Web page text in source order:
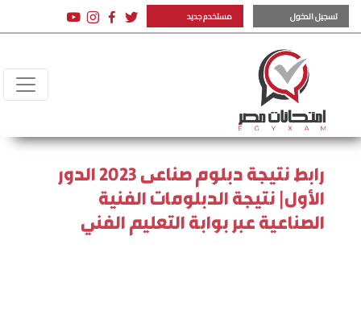
تسجيل الدخول مستخدم جديد
رابط نتيجة دبلوم صناعى 2023 الدور
الأول| نتيجة الدبلومات الفنية
الصناعية عبر بوابة التعليم الفني